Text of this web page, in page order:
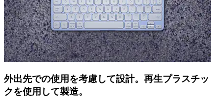
外出先での使用を考慮して設計。再生プラスチッ
クを使用して製造。